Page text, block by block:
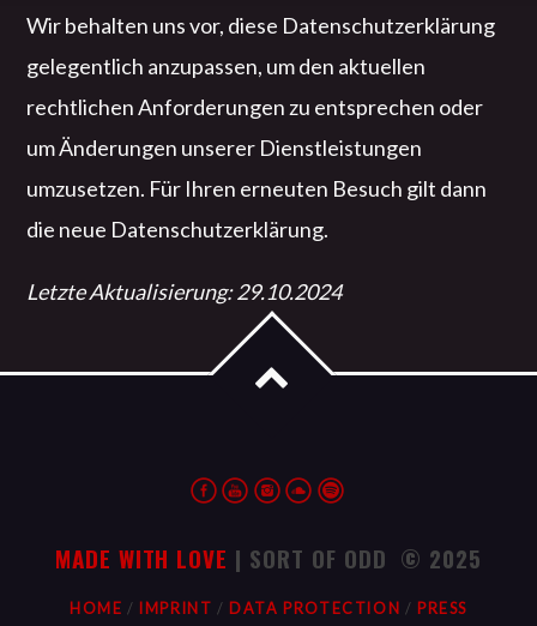
Wir behalten uns vor, diese Datenschutzerklärung
gelegentlich anzupassen, um den aktuellen
rechtlichen Anforderungen zu entsprechen oder
um Änderungen unserer Dienstleistungen
umzusetzen. Für Ihren erneuten Besuch gilt dann
die neue Datenschutzerklärung.
Letzte Aktualisierung: 29.10.2024
MADE WITH LOVE | SORT OF ODD © 2025
HOME IMPRINT DATA PROTECTION PRESS